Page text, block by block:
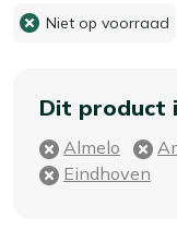
Niet op voorraad
Dit product
Almelo
Eindhoven